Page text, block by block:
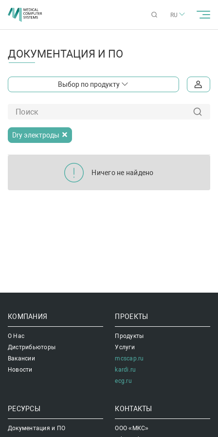
RU
ДОКУМЕНТАЦИЯ И ПО
Выбор по продукту
Dry электроды
Ничего не найдено
КОМПАНИЯ
О Нас
Дистрибьюторы
Вакансии
Новости
ПРОЕКТЫ
Продукты
Услуги
mcscap.ru
kardi.ru
ecg.ru
РЕСУРСЫ
Документация и ПО
КОНТАКТЫ
ООО «МКС»